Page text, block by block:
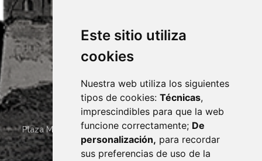
Este sitio utiliza
cookies
Nuestra web utiliza los siguientes
tipos de cookies: Técnicas,
imprescindibles para que la web
funcione correctamente; De
personalización, para recordar
sus preferencias de uso de la
Plaza Mayor 4 22400 MONZÓN - ARAGÓN (ESPAÑA)
· (34) 974 400 700 ·
sac@monzon.es